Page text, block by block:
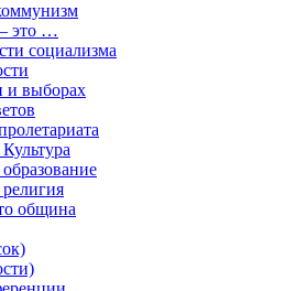
это …
социализма
и выборах
община